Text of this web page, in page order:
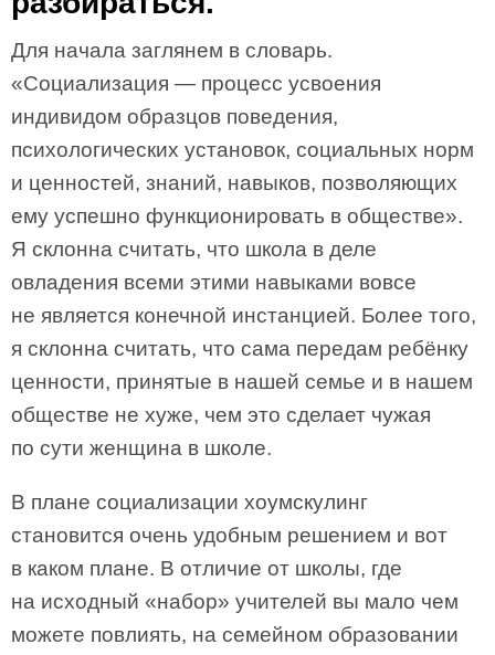
Для начала заглянем в словарь.
«Социализация — процесс усвоения
индивидом образцов поведения,
психологических установок, социальных норм
и ценностей, знаний, навыков, позволяющих
ему успешно функционировать в обществе».
Я склонна считать, что школа в деле
овладения всеми этими навыками вовсе
не является конечной инстанцией. Более того,
я склонна считать, что сама передам ребёнку
ценности, принятые в нашей семье и в нашем
обществе не хуже, чем это сделает чужая
по сути женщина в школе.
В плане социализации хоумскулинг
становится очень удобным решением и вот
в каком плане. В отличие от школы, где
на исходный «набор» учителей вы мало чем
можете повлиять, на семейном образовании